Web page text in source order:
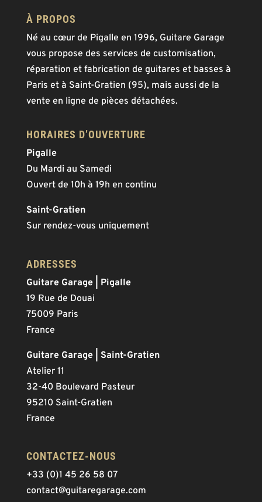
À PROPOS
Né au cœur de Pigalle en 1996, Guitare Garage
vous propose des services de customisation,
réparation et fabrication de guitares et basses à
Paris et à Saint-Gratien (95), mais aussi de la
vente en ligne de pièces détachées.
HORAIRES D’OUVERTURE
Pigalle
Du Mardi au Samedi
Ouvert de 10h à 19h en continu
Saint-Gratien
Sur rendez-vous uniquement
ADRESSES
Guitare Garage | Pigalle
19 Rue de Douai
75009 Paris
France
Guitare Garage | Saint-Gratien
Atelier 11
32-40 Boulevard Pasteur
95210 Saint-Gratien
France
CONTACTEZ-NOUS
+33 (0)1 45 26 58 07
contact@guitaregarage.com